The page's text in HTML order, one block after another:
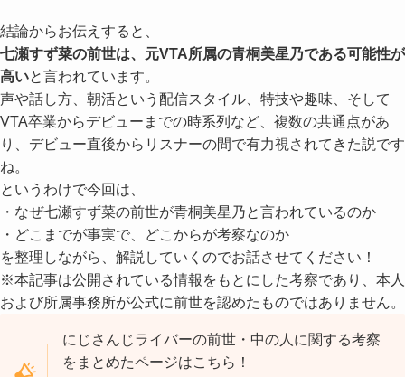
結論からお伝えすると、
七瀬すず菜の前世は、元VTA所属の青桐美星乃である可能性が
高いと言われています。
声や話し方、朝活という配信スタイル、特技や趣味、そして
VTA卒業からデビューまでの時系列など、複数の共通点があ
り、デビュー直後からリスナーの間で有力視されてきた説です
ね。
というわけで今回は、
・なぜ七瀬すず菜の前世が青桐美星乃と言われているのか
・どこまでが事実で、どこからが考察なのか
を整理しながら、解説していくのでお話させてください！
※本記事は公開されている情報をもとにした考察であり、本人
および所属事務所が公式に前世を認めたものではありません。
にじさんじライバーの前世・中の人に関する考察
をまとめたページはこちら！